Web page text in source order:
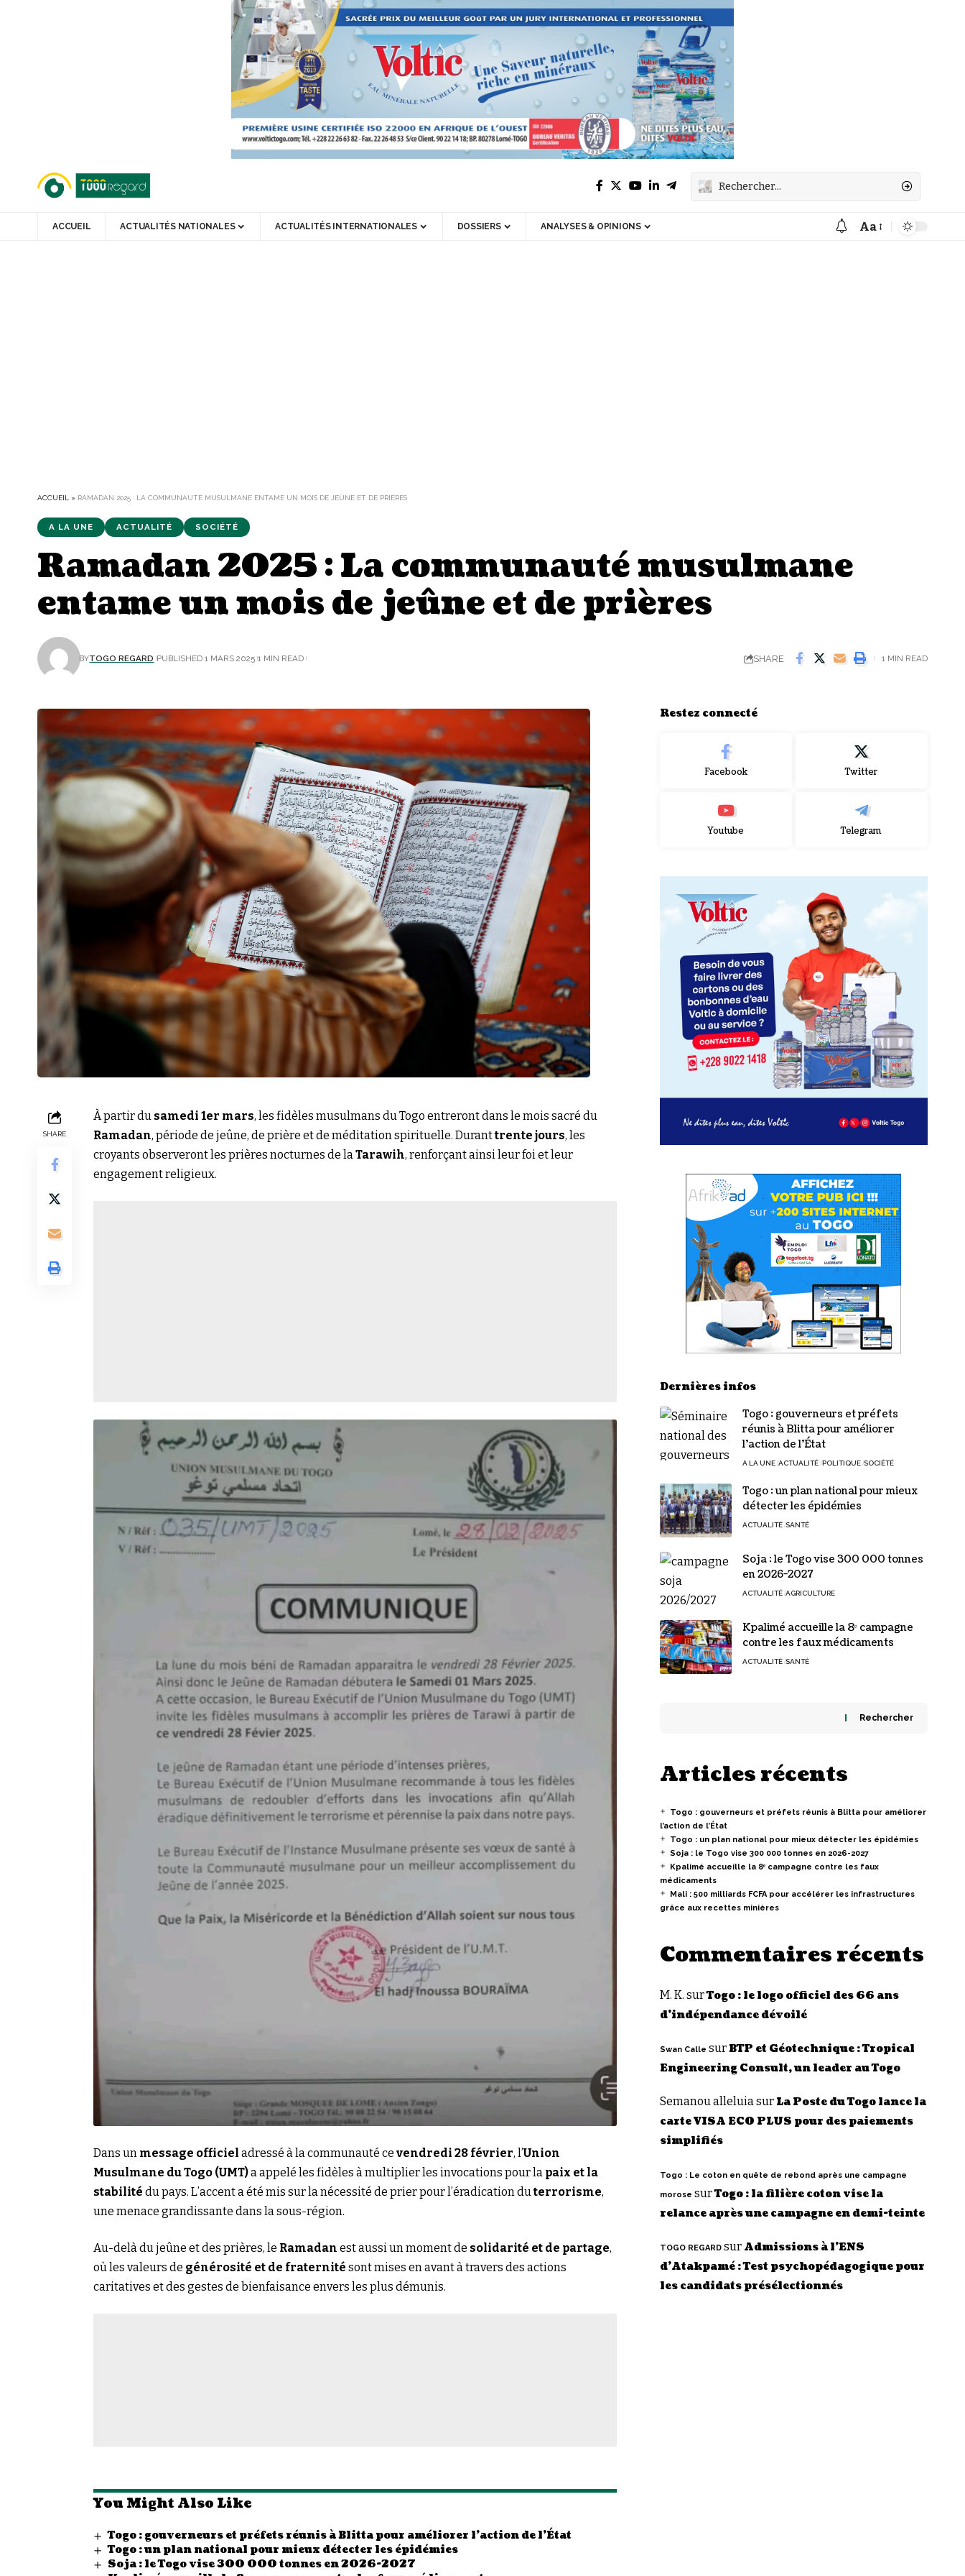
ACCUEIL ACTUALITÉS NATIONALES ACTUALITÉS INTERNATIONALES DOSSIERS ANALYSES & OPINIONS
Font
Aa
ACCUEIL » RAMADAN 2025 : LA COMMUNAUTÉ MUSULMANE ENTAME UN MOIS DE JEÛNE ET DE PRIÈRES
A LA UNE ACTUALITÉ SOCIÉTÉ
Ramadan 2025 : La communauté musulmane
entame un mois de jeûne et de prières
BYTOGO REGARD PUBLISHED 1 MARS 2025 1 MIN READ SHARE 1 MIN READ
SHARE
À partir du samedi 1er mars, les fidèles musulmans du Togo entreront dans le mois sacré du
Ramadan, période de jeûne, de prière et de méditation spirituelle. Duranttrente jours, les
croyants observeront les prières nocturnes de laTarawih, renforçant ainsi leur foi et leur
engagement religieux.
Dans un message officiel adressé à la communauté ce vendredi 28 février, l’Union
Musulmane du Togo (UMT)a appelé les fidèles à multiplier les invocations pour la paix et la
stabilité du pays. L’accent a été mis sur la nécessité de prier pour l’éradication duterrorisme,
une menace grandissante dans la sous-région.
Au-delà du jeûne et des prières, le Ramadan est aussi un moment de solidarité et de partage,
où les valeurs de générosité et de fraternité sont mises en avant à travers des actions
caritatives et des gestes de bienfaisance envers les plus démunis.
You Might Also Like
Togo : gouverneurs et préfets réunis à Blitta pour améliorer l’action de l’État
Togo : un plan national pour mieux détecter les épidémies
Soja : le Togo vise 300 000 tonnes en 2026-2027
Restez connecté
Facebook Twitter
Youtube Telegram
Dernières infos
Togo : gouverneurs et préfets
réunis à Blitta pour améliorer
l’action de l’État
A LA UNE ACTUALITÉ POLITIQUE SOCIÉTÉ
Togo : un plan national pour mieux
détecter les épidémies
ACTUALITÉ SANTÉ
Soja : le Togo vise 300 000 tonnes
en 2026-2027
ACTUALITÉ AGRICULTURE
Kpalimé accueille la 8ᵉ campagne
contre les faux médicaments
ACTUALITÉ SANTÉ
Rechercher
Articles récents
Togo : gouverneurs et préfets réunis à Blitta pour améliorer
l’action de l’État
Togo : un plan national pour mieux détecter les épidémies
Soja : le Togo vise 300 000 tonnes en 2026-2027
Kpalimé accueille la 8ᵉ campagne contre les faux
médicaments
Mali : 500 milliards FCFA pour accélérer les infrastructures
grâce aux recettes minières
Commentaires récents
M. K. surTogo : le logo officiel des 66 ans
d’indépendance dévoilé
Swan Calle surBTP et Géotechnique : Tropical
Engineering Consult, un leader au Togo
Semanou alleluia sur La Poste du Togo lance la
carte VISA ECO PLUS pour des paiements
simplifiés
Togo : Le coton en quête de rebond après une campagne
morose surTogo : la filière coton vise la
relance après une campagne en demi-teinte
TOGO REGARDsur Admissions à l’ENS
d’Atakpamé : Test psychopédagogique pour
les candidats présélectionnés